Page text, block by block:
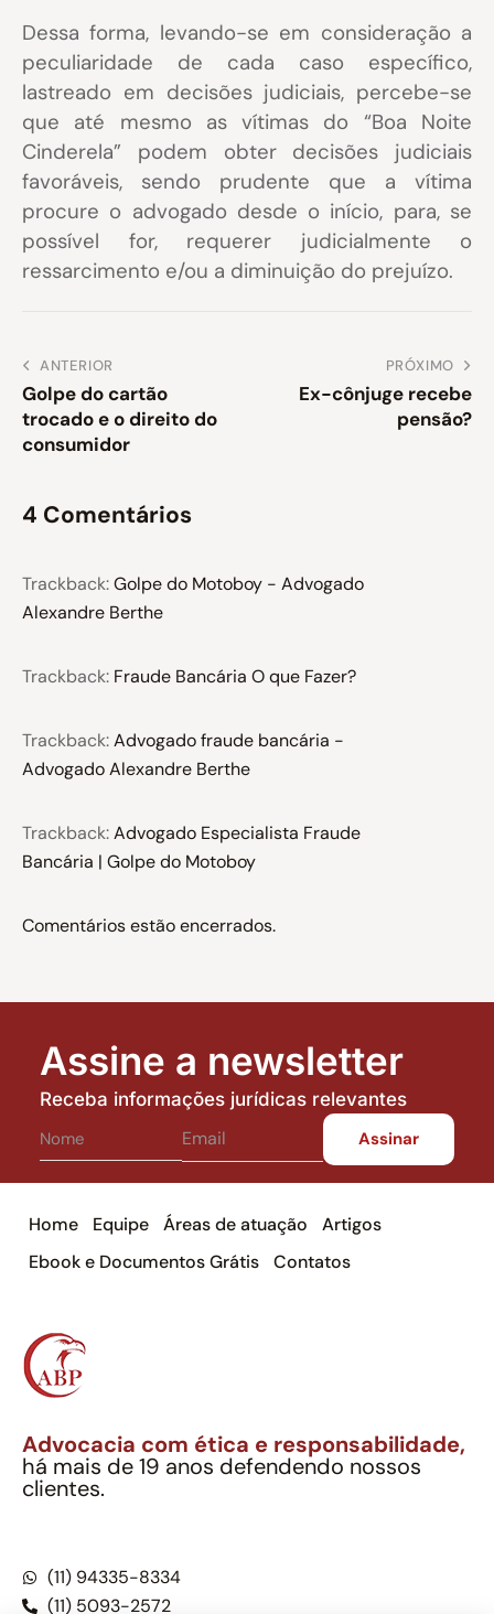
Dessa forma, levando-se em consideração a
peculiaridade de cada caso específico,
lastreado em decisões judiciais, percebe-se
que até mesmo as vítimas do “Boa Noite
Cinderela” podem obter decisões judiciais
favoráveis, sendo prudente que a vítima
procure o advogado desde o início, para, se
possível for, requerer judicialmente o
ressarcimento e/ou a diminuição do prejuízo.
ANTERIOR
Golpe do cartão
trocado e o direito do
consumidor
PRÓXIMO
Ex-cônjuge recebe
pensão?
4 Comentários
Trackback:Golpe do Motoboy - Advogado
Alexandre Berthe
Trackback: Fraude Bancária O que Fazer?
Trackback:Advogado fraude bancária -
Advogado Alexandre Berthe
Trackback:Advogado Especialista Fraude
Bancária | Golpe do Motoboy
Comentários estão encerrados.
Assine a newsletter
Receba informações jurídicas relevantes
Home Equipe Áreas de atuação
Artigos
Ebook e Documentos Grátis
Contatos
Advocacia com ética e responsabilidade,
há mais de 19 anos defendendo nossos
clientes.
(11) 94335-8334
(11) 5093-2572